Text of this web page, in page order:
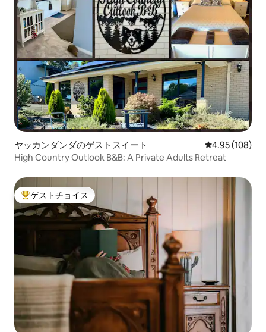
ヤッカンダンダのゲストスイート レビュー108
4.95 (108)
High Country Outlook B&B: A Private Adults Retreat
大好評のゲストチョイスです。
ゲストチョイス